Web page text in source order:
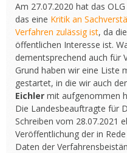
Am 27.07.2020 hat das
das eine Kritik an
Verfahren zulässig ist, da
öffentlichen Interesse ist.
dementsprechend auch für
Grund haben wir eine Liste
gestartet, in die wir auch
Eichler mit aufgenommen
Die Landesbeauftragte für
Schreiben vom 28.07.2021
Veröffentlichung der in
Daten der